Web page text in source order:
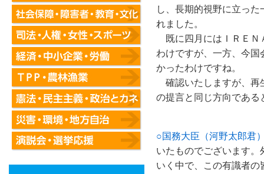
し、長期的視野に立っ
れました。
既に四月にはＩＲＥＮ
わけですが、一方、今
かったわけですね。
確認いたしますが、再
の提言と同じ方向である
○国務大臣（河野太郎君
いたものでございます
いく中で、この有識者